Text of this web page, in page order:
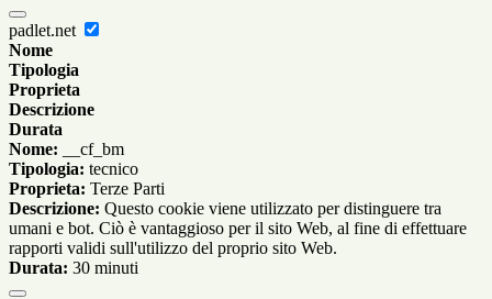
padlet.net
Nome
Tipologia
Proprieta
Descrizione
Durata
Nome: __cf_bm
Tipologia: tecnico
Proprieta: Terze Parti
Descrizione: Questo cookie viene utilizzato per distinguere tra
umani e bot. Ciò è vantaggioso per il sito Web, al fine di effettuare
rapporti validi sull'utilizzo del proprio sito Web.
Durata: 30 minuti